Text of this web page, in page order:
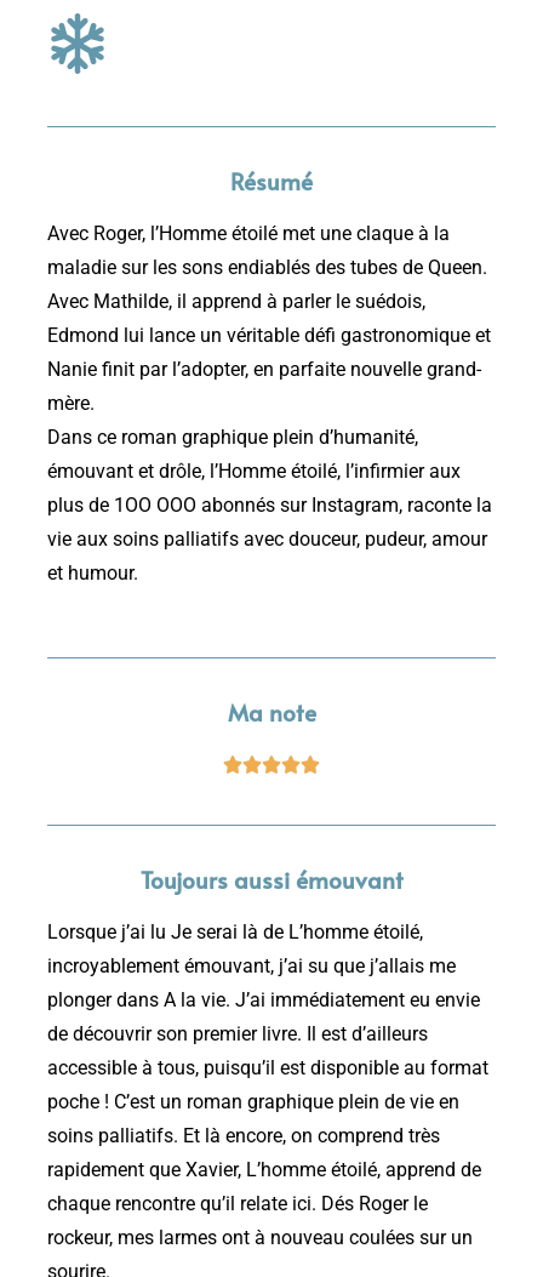
Résumé
Avec Roger, l’Homme étoilé met une claque à la
maladie sur les sons endiablés des tubes de Queen.
Avec Mathilde, il apprend à parler le suédois,
Edmond lui lance un véritable défi gastronomique et
Nanie finit par l’adopter, en parfaite nouvelle grand-
mère.
Dans ce roman graphique plein d’humanité,
émouvant et drôle, l’Homme étoilé, l’infirmier aux
plus de 1OO OOO abonnés sur Instagram, raconte la
vie aux soins palliatifs avec douceur, pudeur, amour
et humour.
Ma note

Toujours aussi émouvant
Lorsque j’ai lu Je serai là de L’homme étoilé,
incroyablement émouvant, j’ai su que j’allais me
plonger dans A la vie. J’ai immédiatement eu envie
de découvrir son premier livre. Il est d’ailleurs
accessible à tous, puisqu’il est disponible au format
poche ! C’est un roman graphique plein de vie en
soins palliatifs. Et là encore, on comprend très
rapidement que Xavier, L’homme étoilé, apprend de
chaque rencontre qu’il relate ici. Dés Roger le
rockeur, mes larmes ont à nouveau coulées sur un
sourire.